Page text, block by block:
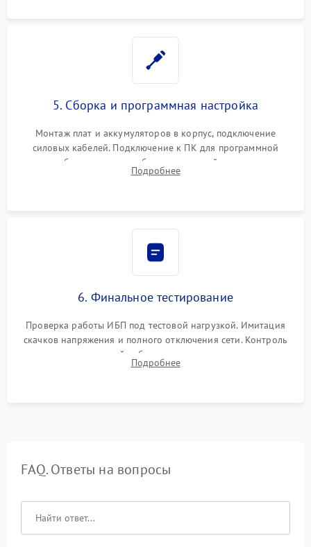
5. Сборка и программная настройка
Монтаж плат и аккумуляторов в корпус, подключение
силовых кабелей. Подключение к ПК для программной
калибровки констант батареи, настройки порогов
срабатывания AVR и сброса счетчиков старения АКБ.
Подробнее
6. Финальное тестирование
Проверка работы ИБП под тестовой нагрузкой. Имитация
скачков напряжения и полного отключения сети. Контроль
времени автономной работы, температурного режима и
корректности формы выходного сигнала.
Подробнее
FAQ. Ответы на вопросы